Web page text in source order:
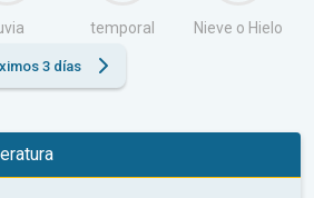
temporal Nieve o Hielo
3 días